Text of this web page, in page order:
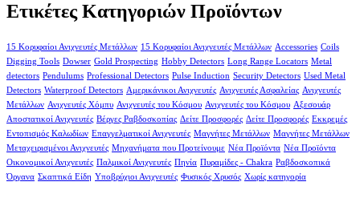
Ετικέτες Κατηγοριών Προϊόντων
15 Κορυφαίοι Ανιχνευτές Μετάλλων 15 Κορυφαίοι Ανιχνευτές Μετάλλων Accessories Coils
Digging Tools Dowser Gold Prospecting Hobby Detectors Long Range Locators Metal
detectors Pendulums Professional Detectors Pulse Induction Security Detectors Used Metal
Detectors Waterproof Detectors Αμερικάνικοι Ανιχνευτές Ανιχνευτές Ασφαλείας Ανιχνευτές
Μετάλλων Ανιχνευτές Χόμπυ Ανιχνευτές του Κόσμου Ανιχνευτές του Κόσμου Αξεσουάρ
Αποστατικοί Ανιχνευτές Βέργες Ραβδοσκοπίας Δείτε Προσφορές Δείτε Προσφορές Εκκρεμές
Εντοπισμός Καλωδίων Επαγγελματικοί Ανιχνευτές Μαγνήτες Μετάλλων Μαγνήτες Μετάλλων
Μεταχειρισμένοι Ανιχνευτές Μηχανήματα που Προτείνουμε Νέα Προϊόντα Νέα Προϊόντα
Οικονομικοί Ανιχνευτές Παλμικοί Ανιχνευτές Πηνία Πυραμίδες - Chakra Ραβδοσκοπικά
Όργανα Σκαπτικά Είδη Υποβρύχιοι Ανιχνευτές Φυσικός Χρυσός Χωρίς κατηγορία